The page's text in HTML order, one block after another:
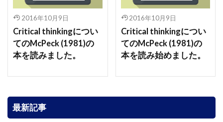
2016年10月9日
Critical thinkingについ
てのMcPeck (1981)の
本を読みました。
2016年10月9日
Critical thinkingについ
てのMcPeck (1981)の
本を読み始めました。
最新記事